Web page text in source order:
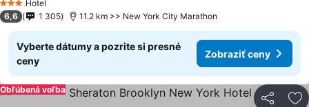
3 Počet hviezdičiek
Hotel
6,6 1 305 11.2 km >> New York City Marathon
Vyberte dátumy a pozrite si presné
ceny
Zobraziť ceny
Zdieľať
Obľúbená voľba